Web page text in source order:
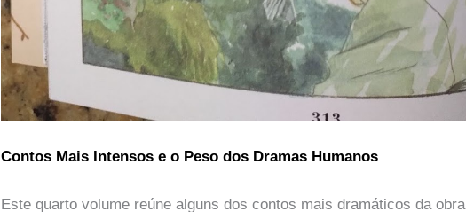
Contos Mais Intensos e o Peso dos Dramas Humanos
Este quarto volume reúne alguns dos contos mais dramáticos da